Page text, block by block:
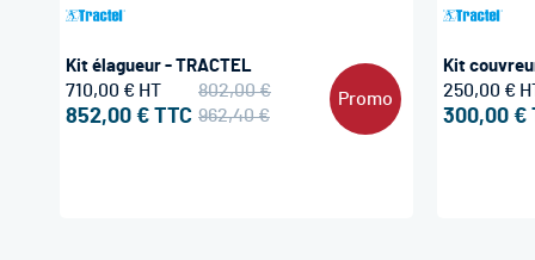
Promo
Kit élagueur - TRACTEL
852,00 €
710,00 €
962,40 €
802,00 €
Kit
300,00 €
250,00 €